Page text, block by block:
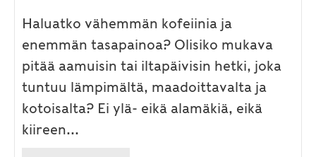
Haluatko vähemmän kofeiinia ja
enemmän tasapainoa? Olisiko mukava
pitää aamuisin tai iltapäivisin hetki, joka
tuntuu lämpimältä, maadoittavalta ja
kotoisalta? Ei ylä- eikä alamäkiä, eikä
kiireen...